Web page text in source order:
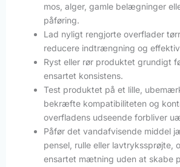
mos, alger, gamle belægninger
påføring.
Lad nyligt rengjorte overflader
reducere indtrængning og
Ryst eller rør produktet grundigt
ensartet konsistens.
Test produktet på et lille,
bekræfte kompatibiliteten og
overfladens udseende forbliver
Påfør det vandafvisende middel
pensel, rulle eller lavtrykssprøjte,
ensartet mætning uden at skabe